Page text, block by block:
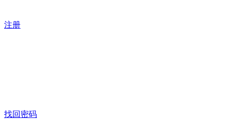
注册
找回密码